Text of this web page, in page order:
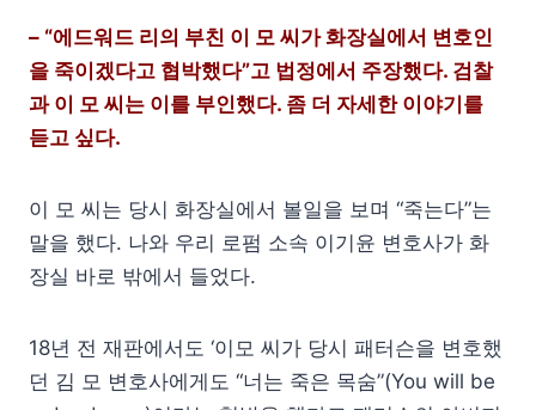
– “에드워드 리의 부친 이 모 씨가 화장실에서 변호인
을 죽이겠다고 협박했다”고 법정에서 주장했다. 검찰
과 이 모 씨는 이를 부인했다. 좀 더 자세한 이야기를
듣고 싶다.
이 모 씨는 당시 화장실에서 볼일을 보며 “죽는다”는
말을 했다. 나와 우리 로펌 소속 이기윤 변호사가 화
장실 바로 밖에서 들었다.
18년 전 재판에서도 ‘이모 씨가 당시 패터슨을 변호했
던 김 모 변호사에게도 “너는 죽은 목숨”(You will be